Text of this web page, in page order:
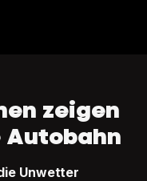
zeigen
Unwetter